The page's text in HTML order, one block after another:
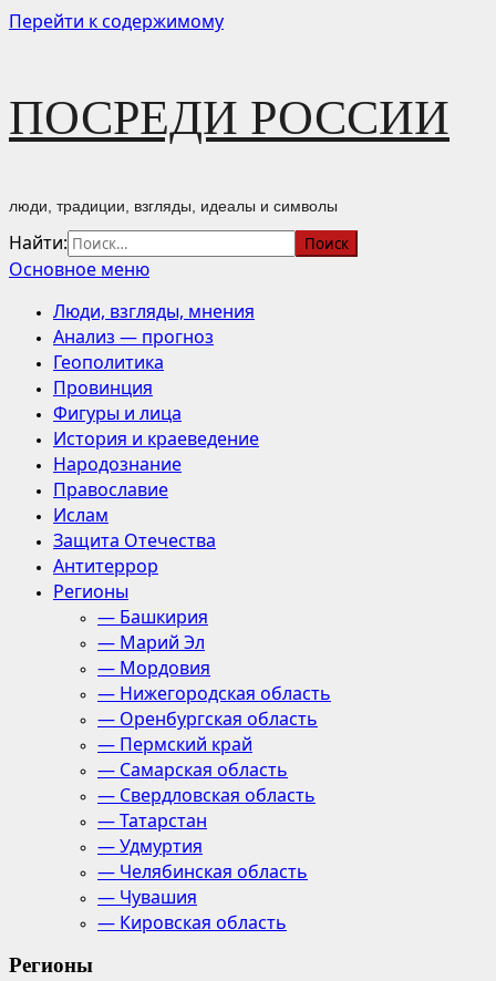
Перейти к содержимому
ПОСРЕДИ РОССИИ
люди, традиции, взгляды, идеалы и символы
Найти:
Основное меню
Люди, взгляды, мнения
Анализ — прогноз
Геополитика
Провинция
Фигуры и лица
История и краеведение
Народознание
Православие
Ислам
Защита Отечества
Антитеррор
Регионы
— Башкирия
— Марий Эл
— Мордовия
— Нижегородская область
— Оренбургская область
— Пермский край
— Самарская область
— Свердловская область
— Татарстан
— Удмуртия
— Челябинская область
— Чувашия
— Кировская область
Регионы